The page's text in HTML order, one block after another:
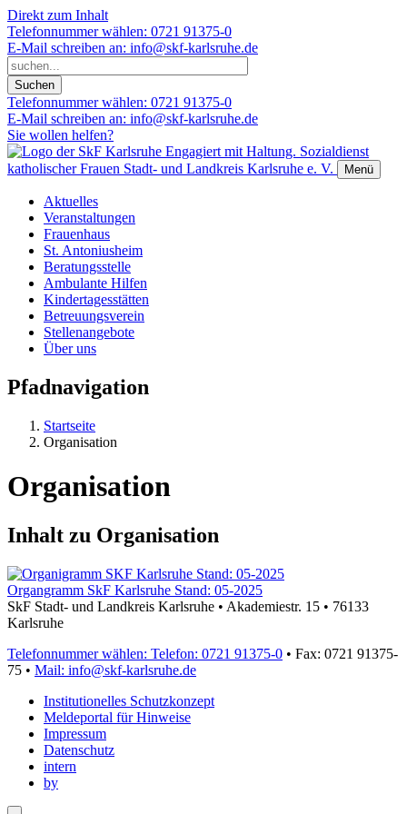
Direkt zum Inhalt
Telefonnummer wählen: 0721 91375-0
E-Mail schreiben an: info@skf-karlsruhe.de
Telefonnummer wählen: 0721 91375-0
E-Mail schreiben an: info@skf-karlsruhe.de
Sie wollen helfen?
Engagiert mit Haltung. Sozialdienst
katholischer Frauen Stadt- und Landkreis Karlsruhe e. V.
Menü
Aktuelles
Veranstaltungen
Frauenhaus
St. Antoniusheim
Beratungsstelle
Ambulante Hilfen
Kindertagesstätten
Betreuungsverein
Stellenangebote
Über uns
Pfadnavigation
Startseite
Organisation
Organisation
Inhalt zu Organisation
Organgramm SkF Karlsruhe Stand: 05-2025
SkF Stadt- und Landkreis Karlsruhe • Akademiestr. 15 • 76133
Karlsruhe
Telefonnummer wählen: Telefon: 0721 91375-0 • Fax: 0721 91375-
75 • Mail: info@skf-karlsruhe.de
Institutionelles Schutzkonzept
Meldeportal für Hinweise
Impressum
Datenschutz
intern
by